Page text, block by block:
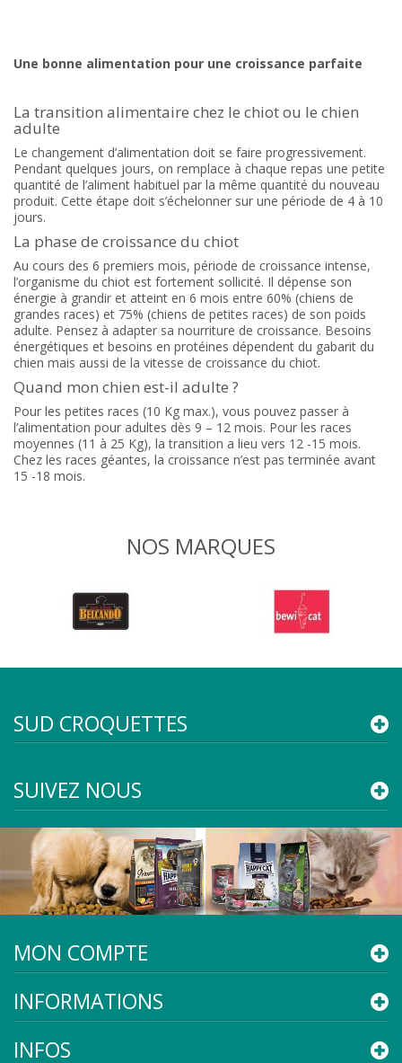
Une bonne alimentation pour une croissance parfaite
La transition alimentaire chez le chiot ou le chien
adulte
Le changement d’alimentation doit se faire progressivement.
Pendant quelques jours, on remplace à chaque repas une petite
quantité de l’aliment habituel par la même quantité du nouveau
produit. Cette étape doit s’échelonner sur une période de 4 à 10
jours.
La phase de croissance du chiot
Au cours des 6 premiers mois, période de croissance intense,
l’organisme du chiot est fortement sollicité. Il dépense son
énergie à grandir et atteint en 6 mois entre 60% (chiens de
grandes races) et 75% (chiens de petites races) de son poids
adulte. Pensez à adapter sa nourriture de croissance. Besoins
énergétiques et besoins en protéines dépendent du gabarit du
chien mais aussi de la vitesse de croissance du chiot.
Quand mon chien est-il adulte ?
Pour les petites races (10 Kg max.), vous pouvez passer à
l’alimentation pour adultes dès 9 – 12 mois. Pour les races
moyennes (11 à 25 Kg), la transition a lieu vers 12 -15 mois.
Chez les races géantes, la croissance n’est pas terminée avant
15 -18 mois.
NOS MARQUES
SUD CROQUETTES
SUIVEZ NOUS
MON COMPTE
INFORMATIONS
INFOS